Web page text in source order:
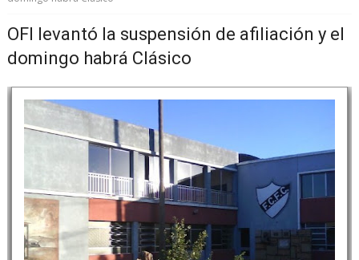
OFI levantó la suspensión de afiliación y el
domingo habrá Clásico